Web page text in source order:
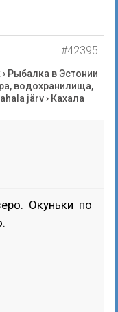
#42395
› Рыбалка в Эстонии
водохранилища,
järv› Кахала
Окуньки по